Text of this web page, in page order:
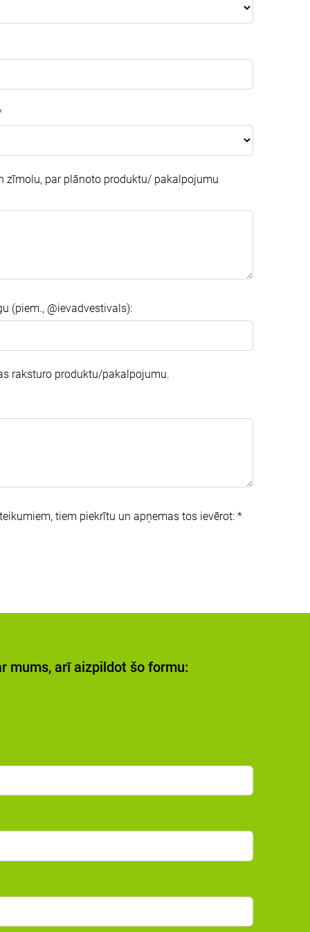
zīmolu, par plānoto produktu/ pakalpojumu
(piem., @ievadvestivals):
raksturo produktu/pakalpojumu.
tiem piekrītu un apņemas tos ievērot: *
mums, arī aizpildot šo formu: